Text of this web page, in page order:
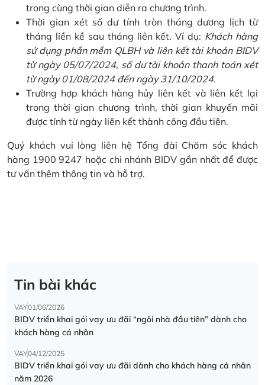
trong cùng thời gian diễn ra chương trình.
Thời gian xét số dư tính tròn tháng dương lịch từ
tháng liền kề sau tháng liên kết. Ví dụ: Khách hàng
sử dụng phần mềm QLBH và liên kết tài khoản BIDV
từ ngày 05/07/2024, số dư tài khoản thanh toán xét
từ ngày 01/08/2024 đến ngày 31/10/2024.
Trường hợp khách hàng hủy liên kết và liên kết lại
trong thời gian chương trình, thời gian khuyến mãi
được tính từ ngày liên kết thành công đầu tiên.
Quý khách vui lòng liên hệ Tổng đài Chăm sóc khách
hàng 1900 9247 hoặc chi nhánh BIDV gần nhất để được
tư vấn thêm thông tin và hỗ trợ.
Tin bài khác
VAY01/06/2026
BIDV triển khai gói vay ưu đãi “ngôi nhà đầu tiên” dành cho
khách hàng cá nhân
VAY04/12/2025
BIDV triển khai gói vay ưu đãi dành cho khách hàng cá nhân
năm 2026